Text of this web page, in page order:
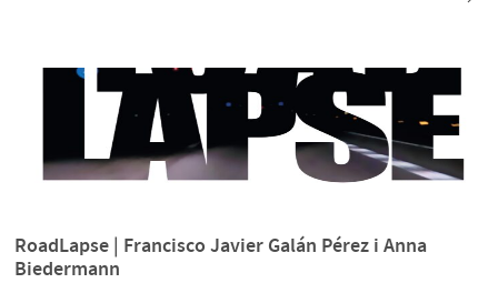
przestrzennego zwiastuna – zapowiadająca wystawę, którą
Katedra Scenografii
RoadLapse | Francisco Javier Galán Pérez i Anna
Biedermann